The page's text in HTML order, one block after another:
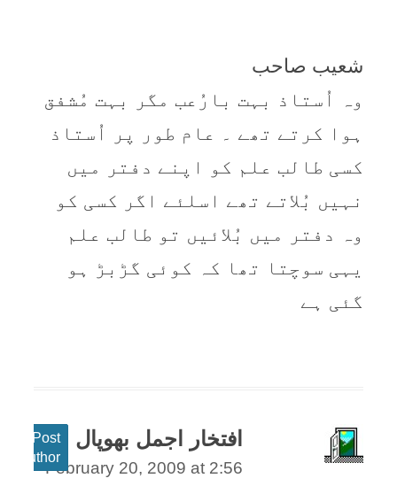
شعیب صاحب
وہ اُستاذ بہت بارُعب مگر بہت مُشفق
ہوا کرتے تھے ۔ عام طور پر اُستاذ
کسی طالب علم کو اپنے دفتر میں
نہیں بُلاتے تھے اسلئے اگر کسی کو
وہ دفتر میں بُلائیں تو طالب علم
یہی سوچتا تھا کہ کوئی گڑبڑ ہو
گئی ہے
افتخار اجمل بھوپال
Post
author
February 20, 2009 at 2:56